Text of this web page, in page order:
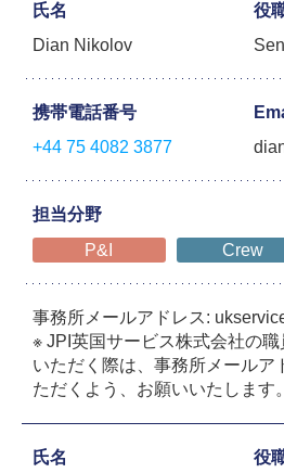
氏名
Dian Nikolov
役
携帯電話番号
+44 75 4082 3877
担当分野
P&I
Crew
事務所メールアドレス:
※ JPI英国サービス株式会社の
いただく際は、事務所メールア
ただくよう、お願いいたします。
氏名
役